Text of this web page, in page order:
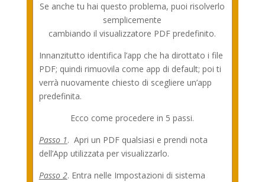
Se anche tu hai questo problema, puoi risolverlo
semplicemente
cambiando il visualizzatore PDF predefinito.
Innanzitutto identifica l’app che ha dirottato i file
PDF; quindi rimuovila come app di default; poi ti
verrà nuovamente chiesto di scegliere un’app
predefinita.
Ecco come procedere in 5 passi.
Passo 1. Apri un PDF qualsiasi e prendi nota
dell’App utilizzata per visualizzarlo.
Passo 2. Entra nelle Impostazioni di sistema